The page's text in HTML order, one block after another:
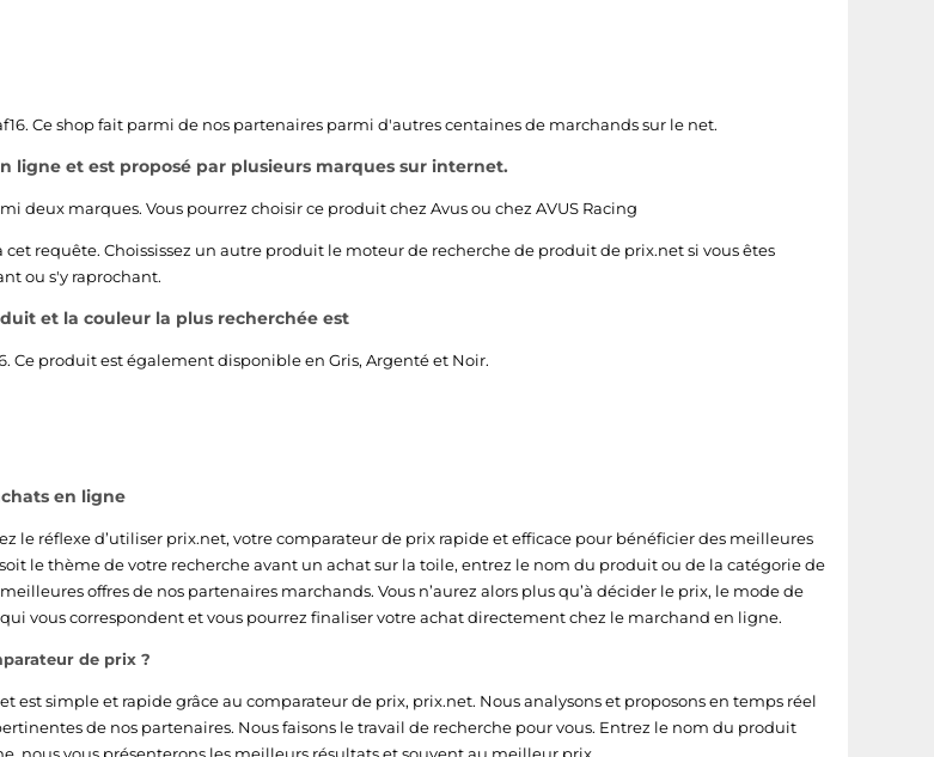
Ce shop fait parmi de nos partenaires parmi d'autres centaines de marchands sur le net.
ligne et est proposé par plusieurs marques sur internet.
deux marques. Vous pourrez choisir ce produit chez Avusou chez AVUS Racing
cet requête. Choississez un autre produit le moteur de recherche de produit de prix.net si vous êtes
ou s'y raprochant.
et la couleur la plus recherchée est
Ce produit est également disponible en Gris, Argentéet Noir.
en ligne
le réflexe d’utiliser prix.net, votre comparateur de prix rapide et efficace pour bénéficier des meilleures
le thème de votre recherche avant un achat sur la toile, entrez le nom du produit ou de la catégorie de
offres de nos partenaires marchands. Vous n’aurez alors plus qu’à décider le prix, le mode de
vous correspondent et vous pourrez finaliser votre achat directement chez le marchand en ligne.
de prix ?
est simple et rapide grâce au comparateur de prix, prix.net. Nous analysons et proposons en temps réel
de nos partenaires. Nous faisons le travail de recherche pour vous. Entrez le nom du produit
nous vous présenterons les meilleurs résultats et souvent au meilleur prix.